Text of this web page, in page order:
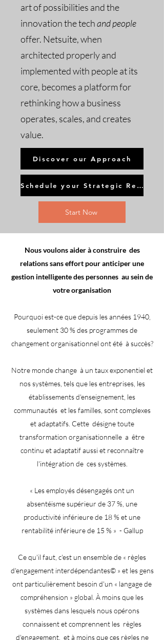
art of possibilities and the
innovation the techand people
offer. Netsuite, when
architected properly and
implemented with people at its
core, becomes a platform for
rethinking how a business
operates, scales, and creates
value.
Discover our Approach
Schedule your Strategic Review
Start Now
Nous voulons aider à construire des
relations sans effort pour anticiper une
gestion intelligente des personnes au sein de
votre organisation
Pourquoi est-ce que depuis les années 1940,
seulement 30 % des programmes de
changement organisationnel ont été à succès?
Notre monde change à un taux exponentiel et
nos systèmes, tels que les entreprises, les
établissements d'enseignement, les
communautés et les familles, sont complexes
et adaptatifs. Cette désigne toute
transformation organisationnelle a être
continu et adaptatif aussi et reconnaître
l'intégration de ces systèmes.
« Les employés désengagés ont un
absentéisme supérieur de 37 %, une
productivité inférieure de 18 % et une
rentabilité inférieure de 15 % » - Gallup
Ce qu'il faut, c'est un ensemble de « règles
d'engagement interdépendantes© » et les gens
ont particulièrement besoin d'un « langage de
compréhension » global. À moins que les
systèmes dans lesquels nous opérons
connaissent et comprennent les règles
d'engagement, et à moins que ces règles ne